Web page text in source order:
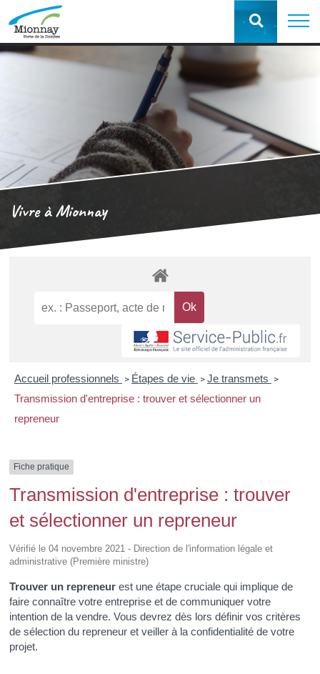
Vivre à Mionnay
Accueil professionnels > Étapes de vie > Je transmets >
Transmission d'entreprise : trouver et sélectionner un
repreneur
Fiche pratique
Transmission d'entreprise : trouver
et sélectionner un repreneur
Vérifié le 04 novembre 2021 - Direction de l'information légale et
administrative (Première ministre)
Trouver un repreneur est une étape cruciale qui implique de
faire connaître votre entreprise et de communiquer votre
intention de la vendre. Vous devrez dès lors définir vos critères
de sélection du repreneur et veiller à la confidentialité de votre
projet.